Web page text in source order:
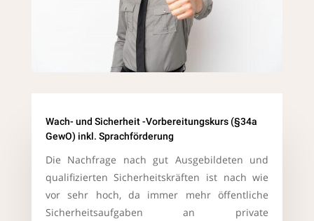
Wach- und Sicherheit -Vorbereitungskurs (§34a
GewO) inkl. Sprachförderung
Die Nachfrage nach gut Ausgebildeten und
qualifizierten Sicherheitskräften ist nach wie
vor sehr hoch, da immer mehr öffentliche
Sicherheitsaufgaben an private